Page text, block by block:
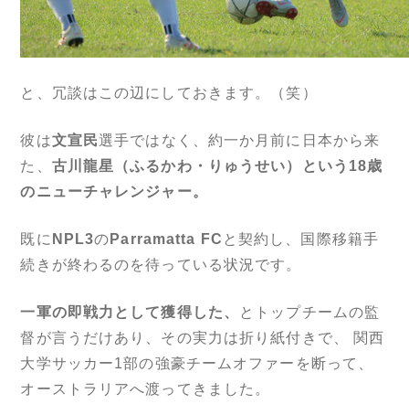
と、冗談はこの辺にしておきます。（笑）
彼は文宣民選手ではなく、約一か月前に日本から来
た、 古川龍星（ふるかわ・りゅうせい）という18歳
のニューチャレンジャー。
既に NPL3のParramatta FC と契約し、国際移籍手
続きが終わるのを待っている状況です。
一軍の即戦力として獲得した、
とトップチームの監
督が言うだけあり、その実力は折り紙付きで、
関西
大学サッカー1部の強豪チームオファーを断って、
オーストラリアへ渡ってきました。